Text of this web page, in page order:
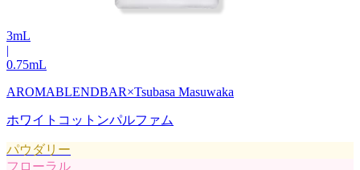
3mL
|
0.75mL
AROMABLENDBAR×Tsubasa Masuwaka
ホワイトコットンパルファム
パウダリー
フローラル